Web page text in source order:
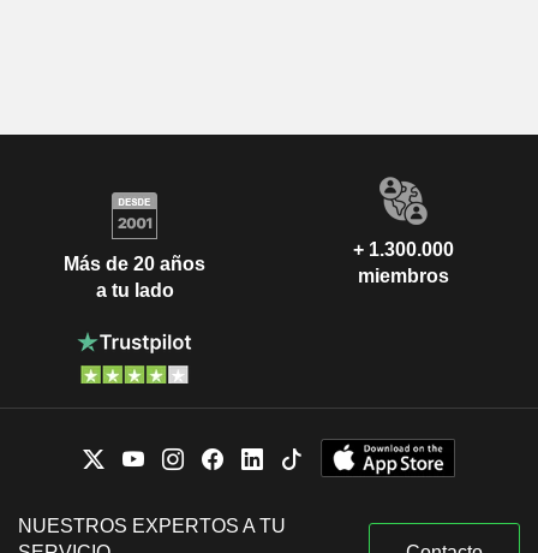
Más de 20 años
a tu lado
+ 1.300.000
miembros
NUESTROS EXPERTOS A TU